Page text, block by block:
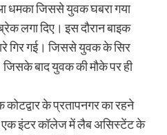
जिससे युवक घबरा गया
लगा दिए। इस दौरान बाइक
गिर गई। जिससे युवक के सिर
बाद युवक की मौके पर ही
के प्रतापनगर का रहने
एक इंटर कॉलेज में लैब असिस्टेंट के